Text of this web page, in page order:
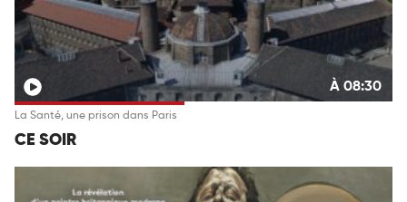
À 08:30
La Santé, une prison dans Paris
CE SOIR